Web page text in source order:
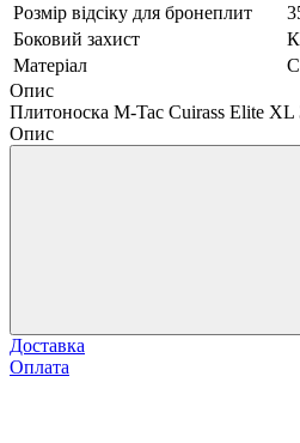
Розмір відсіку для бронеплит
Боковий захист
Матеріал
Опис
Плитоноска M-Tac Cuirass Elite
Опис
Доставка
Оплата